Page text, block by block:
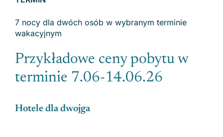
7 nocy dla dwóch osób w wybranym terminie
wakacyjnym
Przykładowe ceny pobytu w
terminie 7.06-14.06.26
Hotele dla dwojga